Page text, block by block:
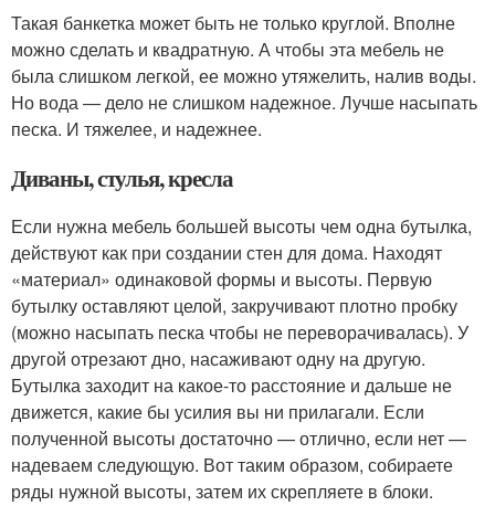
Такая банкетка может быть не только круглой. Вполне
можно сделать и квадратную. А чтобы эта мебель не
была слишком легкой, ее можно утяжелить, налив воды.
Но вода — дело не слишком надежное. Лучше насыпать
песка. И тяжелее, и надежнее.
Диваны, стулья, кресла
Если нужна мебель большей высоты чем одна бутылка,
действуют как при создании стен для дома. Находят
«материал» одинаковой формы и высоты. Первую
бутылку оставляют целой, закручивают плотно пробку
(можно насыпать песка чтобы не переворачивалась). У
другой отрезают дно, насаживают одну на другую.
Бутылка заходит на какое-то расстояние и дальше не
движется, какие бы усилия вы ни прилагали. Если
полученной высоты достаточно — отлично, если нет —
надеваем следующую. Вот таким образом, собираете
ряды нужной высоты, затем их скрепляете в блоки.